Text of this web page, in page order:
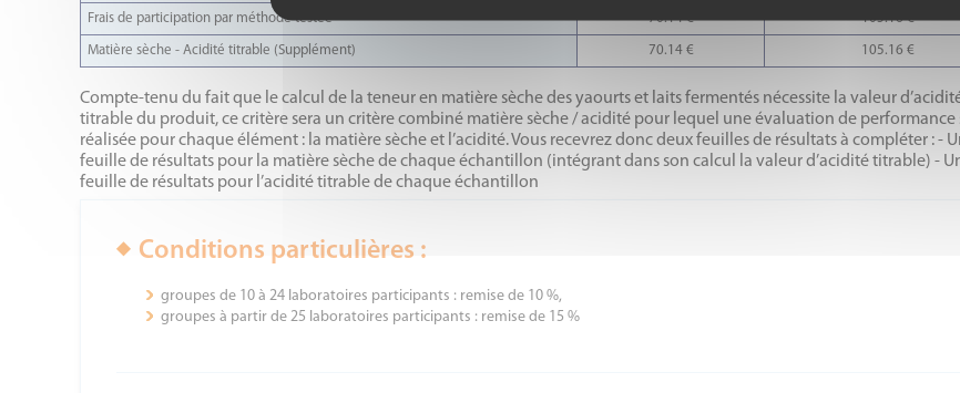
Frais de participation par méthode testée 70.14 € 105.16 €
Matière sèche - Acidité titrable (Supplément) 70.14 € 105.16 €
Compte-tenu du fait que le calcul de la teneur en matière sèche des yaourts et laits fermentés nécessite la valeur
titrable du produit, ce critère sera un critère combiné matière sèche / acidité pour lequel une évaluation de performance
réalisée pour chaque élément : la matière sèche et l’acidité. Vous recevrez donc deux feuilles de résultats à compléter : -
feuille de résultats pour la matière sèche de chaque échantillon (intégrant dans son calcul la valeur d’acidité titrable) -
feuille de résultats pour l’acidité titrable de chaque échantillon
Conditions particulières :
groupes de 10 à 24 laboratoires participants : remise de 10 %,
groupes à partir de 25 laboratoires participants : remise de 15 %